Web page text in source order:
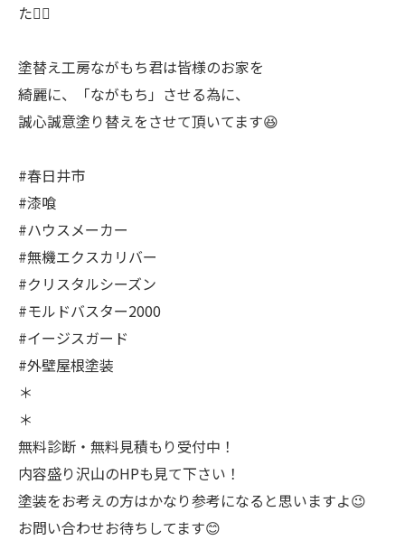
た🚴‍♀️
塗替え工房ながもち君は皆様のお家を
綺麗に、「ながもち」させる為に、
誠心誠意塗り替えをさせて頂いてます😆
#春日井市
#漆喰
#ハウスメーカー
#無機エクスカリバー
#クリスタルシーズン
#モルドバスター2000
#イージスガード
#外壁屋根塗装
＊
＊
無料診断・無料見積もり受付中！
内容盛り沢山のHPも見て下さい！
塗装をお考えの方はかなり参考になると思いますよ😉
お問い合わせお待ちしてます😊